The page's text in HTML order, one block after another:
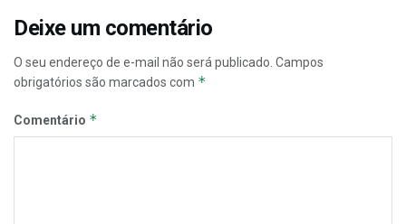
Deixe um comentário
O seu endereço de e-mail não será publicado. Campos
obrigatórios são marcados com *
Comentário *